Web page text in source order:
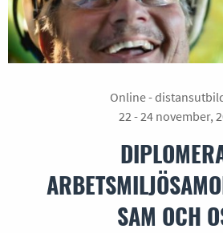
Online -
22 - 24 november,
SAM OCH